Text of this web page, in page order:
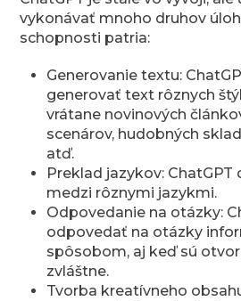
vykonávať mnoho druhov
schopnosti patria:
Generovanie textu:
generovať text rôznych
vrátane novinových
scenárov, hudobných
atď.
Preklad jazykov:
medzi rôznymi jazykmi.
Odpovedanie na otázky:
odpovedať na otázky
spôsobom, aj keď sú
zvláštne.
Tvorba kreatívneho